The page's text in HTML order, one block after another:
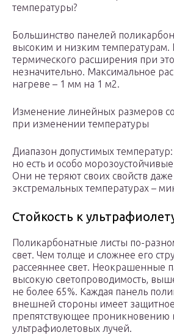
температуры?
Большинство панелей
высоким и низким температурам.
термического расширения при
незначительно. Максимальное
нагреве – 1 мм на 1 м2.
Изменение линейных размеров
при изменении температуры
Диапазон допустимых температур:
но есть и особо
Они не теряют своих свойств
экстремальных температурах –
Стойкость к
Поликарбонатные листы по-
свет. Чем толще и сложнее его
рассеяннее свет. Неокрашенные
высокую светопроводимость,
не более 65%. Каждая панель
внешней стороны имеет
препятствующее проникновению
ультрафиолетовых лучей.